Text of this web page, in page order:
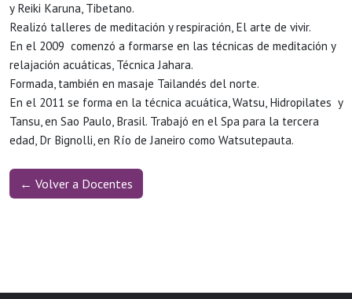
y Reiki Karuna, Tibetano.
Realizó talleres de meditación y respiración, El arte de vivir.
En el 2009 comenzó a formarse en las técnicas de meditación y
relajación acuáticas, Técnica Jahara.
Formada, también en masaje Tailandés del norte.
En el 2011 se forma en la técnica acuática, Watsu, Hidropilates y
Tansu, en Sao Paulo, Brasil. Trabajó en el Spa para la tercera
edad, Dr Bignolli, en Río de Janeiro como Watsutepauta.
← Volver a Docentes